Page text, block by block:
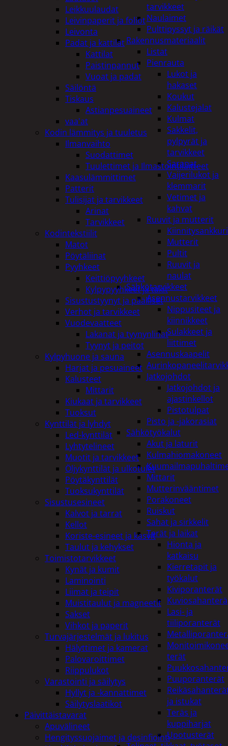
tarvikkeet
Naulaimet
Pulttipyssyt ja räikät
Rakennusmateriaalit
Listat
Pienrauta
Lukot ja
hakaset
Koukut
Kalustejalat
Kulmat
Sakkelit,
pylpyrät ja
tarvikkeet
Saranat
Vaijerilukot ja
klemmarit
Vetimet ja
kahvat
Ruuvit ja mutterit
Mutterit
Pultit
Ruuvit ja
naulat
Sähkötarvikkeet
Asennustarvikkeet
Nippusiteet ja
kiinnikkeet
Sulakkeet ja
liittimet
Asennuskaapelit
Jatkojohdot
Jatkojohdot ja
ajastinkellot
Pistotulpat
Pisto ja -jakorasiat
Sähkötyökalut
Akut ja laturit
Kulmahiomakoneet
Mittarit
Mutterinvääntimet
Porakoneet
Ruiskut
Sahat ja sirkkelit
Terät ja laikat
Hionta ja
katkaisu
Kierretapit ja
työkalut
Kiviporanterät
Kuviosahanterä
Lasi- ja
tiiliporanterät
terät
Puuporanterät
ja istukat
Teräs ja
kuppiharjat
Upotusterät
Leikkuulaudat
Leivinpaperit ja foliot
Leivonta
Padat ja kattilat
Kattilat
Paistinpannut
Vuoat ja padat
Säilöntä
Tiskaus
Astianpesuaineet
vaa'at
Kodin lämmitys ja tuuletus
Ilmanvaihto
Suodattimet
Tuulettimet ja Ilmastointilaitteet
Kaasulämmittimet
Patterit
Tulisijat ja tarvikkeet
Arinat
Tarvikkeet
Kodintekstiilit
Matot
Pöytäliinat
Pyyhkeet
Keittiöpyyhkeet
Kylpypyyhkeet ja takit
Sisustustyynyt ja päälliset
Verhot ja tarvikkeet
Vuodevaatteet
Lakanat ja tyynynlinat
Tyynyt ja peitot
Kylpyhuone ja sauna
Harjat ja pesuaineet
Kalusteet
Mittarit
Kiukaat ja tarvikkeet
Tuoksut
Kynttilät ja lyhdyt
Led-kynttilät
Lyhtytelineet
Muotit ja tarvikkeet
Öljykynttilät ja ulkotulet
Pöytäkynttilät
Tuoksukynttilät
Sisustusesineet
Kalvot ja tarrat
Kellot
Koriste-esineet ja kasvit
Taulut ja kehykset
Toimistotarvikkeet
Kynät ja kumit
Laminointi
Liimat ja teipit
Muistitaulut ja magneetit
Sakset
Vihkot ja paperit
Turvajärjestelmät ja lukitus
Hälyttimet ja kamerat
Palovaroittimet
Riippulukot
Varastointi ja säilytys
Hyllyt ja -kannattimet
Säilytyslaatikot
Päivittäistavarat
Apuvälineet
Hengityssuojaimet ja desinfiointi